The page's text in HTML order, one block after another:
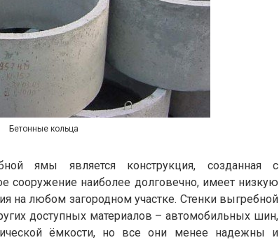
Бетонные кольца
ямы является конструкция, созданная с
сооружение наиболее долговечно, имеет низкую
на любом загородном участке. Стенки выгребной
доступных материалов – автомобильных шин,
ёмкости, но все они менее надежны и